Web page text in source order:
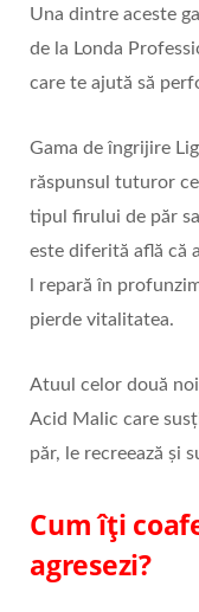
Una dintre aceste
de la Londa
care te ajută să
Gama de îngrijire
răspunsul tuturor
tipul firului de păr
este diferită află că
l repară în
pierde vitalitatea.
Atuul celor două
Acid Malic care
păr, le recreează și
Cum îţi
agresezi?